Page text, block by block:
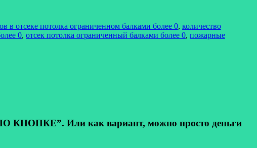
в отсеке потолка ограниченном балками более 0, количество
0, отсек потолка ограниченный балками более 0, пожарные
КНОПКЕ”. Или как вариант, можно просто деньги